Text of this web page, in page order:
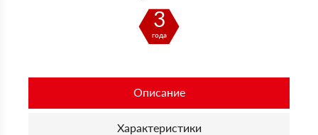
3
года
Описание
Характеристики